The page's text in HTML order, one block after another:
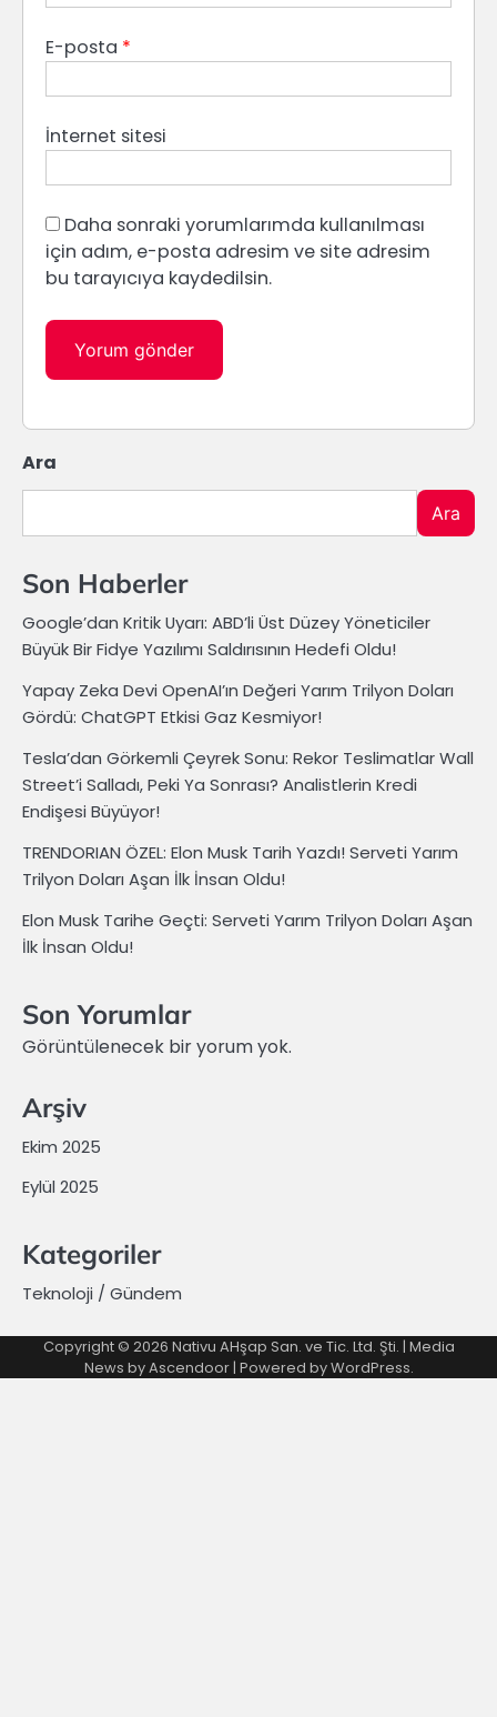
E-posta *
İnternet sitesi
Daha sonraki yorumlarımda kullanılması
için adım, e-posta adresim ve site adresim
bu tarayıcıya kaydedilsin.
Ara
Ara
Son Haberler
Google’dan Kritik Uyarı: ABD’li Üst Düzey Yöneticiler
Büyük Bir Fidye Yazılımı Saldırısının Hedefi Oldu!
Yapay Zeka Devi OpenAI’ın Değeri Yarım Trilyon Doları
Gördü: ChatGPT Etkisi Gaz Kesmiyor!
Tesla’dan Görkemli Çeyrek Sonu: Rekor Teslimatlar Wall
Street’i Salladı, Peki Ya Sonrası? Analistlerin Kredi
Endişesi Büyüyor!
TRENDORIAN ÖZEL: Elon Musk Tarih Yazdı! Serveti Yarım
Trilyon Doları Aşan İlk İnsan Oldu!
Elon Musk Tarihe Geçti: Serveti Yarım Trilyon Doları Aşan
İlk İnsan Oldu!
Son Yorumlar
Görüntülenecek bir yorum yok.
Arşiv
Ekim 2025
Eylül 2025
Kategoriler
Teknoloji / Gündem
Copyright © 2026 Nativu AHşap San. ve Tic. Ltd. Şti. | Media
News byAscendoor| Powered byWordPress.